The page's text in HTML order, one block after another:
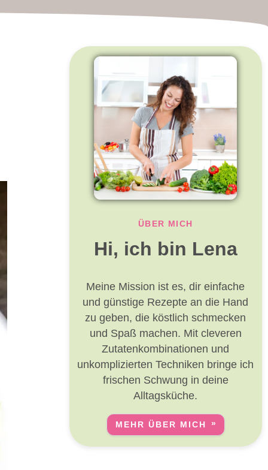
ÜBER MICH
Hi, ich bin Lena
Meine Mission ist es, dir einfache
und günstige Rezepte an die Hand
zu geben, die köstlich schmecken
und Spaß machen. Mit cleveren
Zutatenkombinationen und
unkomplizierten Techniken bringe ich
frischen Schwung in deine
Alltagsküche.
MEHR ÜBER MICH